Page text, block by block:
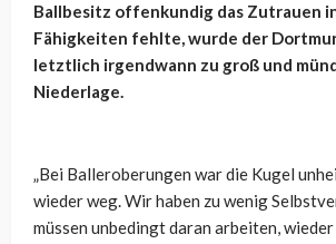
Ballbesitz offenkundig das Zutrauen
Fähigkeiten fehlte, wurde der
letztlich irgendwann zu groß und
Niederlage.
„Bei Balleroberungen war die Kugel
wieder weg. Wir haben zu wenig
müssen unbedingt daran arbeiten, wieder